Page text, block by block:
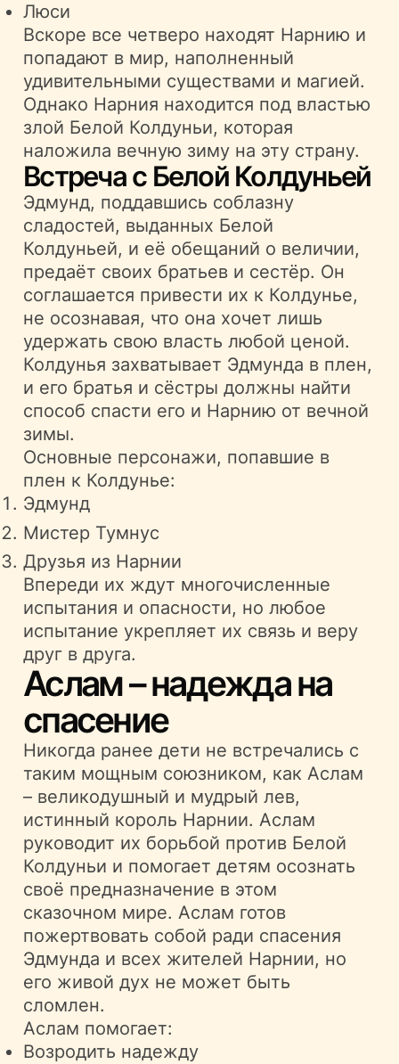
Люси
Вскоре все четверо находят Нарнию и
попадают в мир, наполненный
удивительными существами и магией.
Однако Нарния находится под властью
злой Белой Колдуньи, которая
наложила вечную зиму на эту страну.
Встреча с Белой Колдуньей
Эдмунд, поддавшись соблазну
сладостей, выданных Белой
Колдуньей, и её обещаний о величии,
предаёт своих братьев и сестёр. Он
соглашается привести их к Колдунье,
не осознавая, что она хочет лишь
удержать свою власть любой ценой.
Колдунья захватывает Эдмунда в плен,
и его братья и сёстры должны найти
способ спасти его и Нарнию от вечной
зимы.
Основные персонажи, попавшие в
плен к Колдунье:
Эдмунд
Мистер Тумнус
Друзья из Нарнии
Впереди их ждут многочисленные
испытания и опасности, но любое
испытание укрепляет их связь и веру
друг в друга.
Аслам – надежда на
спасение
Никогда ранее дети не встречались с
таким мощным союзником, как Аслам
– великодушный и мудрый лев,
истинный король Нарнии. Аслам
руководит их борьбой против Белой
Колдуньи и помогает детям осознать
своё предназначение в этом
сказочном мире. Аслам готов
пожертвовать собой ради спасения
Эдмунда и всех жителей Нарнии, но
его живой дух не может быть
сломлен.
Аслам помогает:
Возродить надежду